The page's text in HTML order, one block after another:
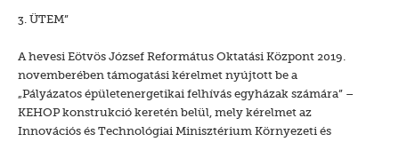
3. ÜTEM”
A hevesi Eötvös József Református Oktatási Központ 2019.
novemberében támogatási kérelmet nyújtott be a
„Pályázatos épületenergetikai felhívás egyházak számára” –
KEHOP konstrukció keretén belül, mely kérelmet az
Innovációs és Technológiai Minisztérium Környezeti és